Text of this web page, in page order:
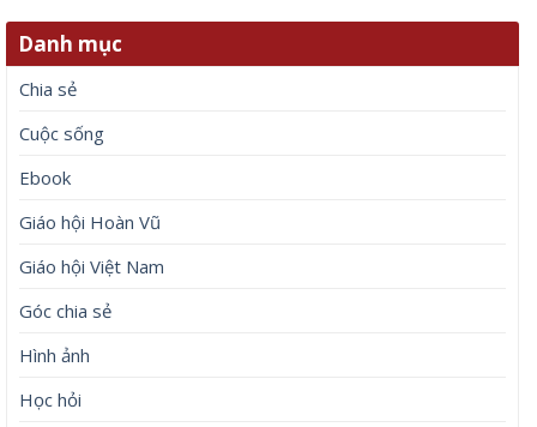
Danh mục
Chia sẻ
Cuộc sống
Ebook
Giáo hội Hoàn Vũ
Giáo hội Việt Nam
Góc chia sẻ
Hình ảnh
Học hỏi